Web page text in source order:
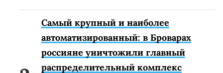
Самый крупный и наиболее
автоматизированный: в Броварах
россияне уничтожили главный
распределительный комплекс